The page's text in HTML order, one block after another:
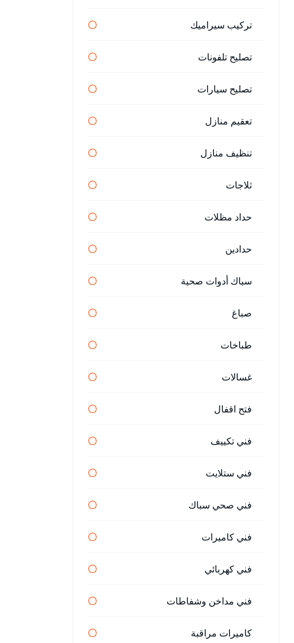
تركيب سيراميك
تصليح تلفونات
تصليح سيارات
تعقيم منازل
تنظيف منازل
ثلاجات
حداد مظلات
حدادين
سباك أدوات صحية
صباغ
طباخات
غسالات
فتح اقفال
فني تكييف
فني ستلايت
فني صحي سباك
فني كاميرات
فني كهربائي
فني مداخن وشفاطات
كاميرات مراقبة